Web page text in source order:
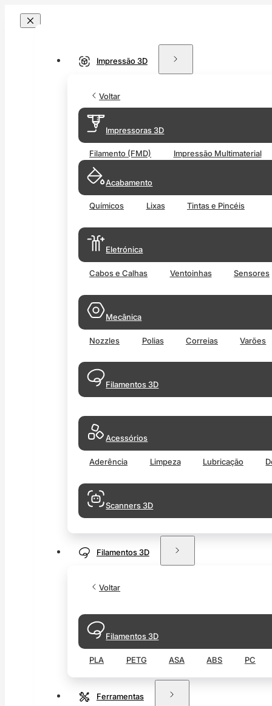
Impressão 3D
Voltar
Impressoras 3D
Filamento (FMD) Impressão Multimaterial
Acabamento
Químicos Lixas Tintas e Pincéis
Eletrónica
Cabos e Calhas Ventoinhas Sensores
Mecânica
Nozzles Polias Correias Varões
Filamentos 3D
Acessórios
Aderência Limpeza Lubricação
Scanners 3D
Filamentos 3D
Voltar
Filamentos 3D
PLA PETG ASA ABS PC
Ferramentas